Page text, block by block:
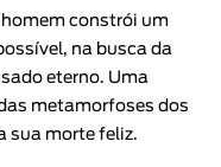
constrói um
na busca da
eterno. Uma
metamorfoses dos
sua morte feliz.